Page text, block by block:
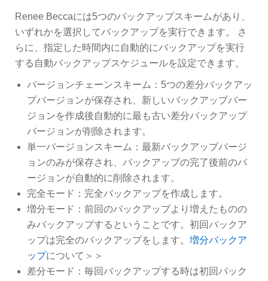
Renee Beccaには5つのバックアップスキームがあり、
いずれかを選択してバックアップを実行できます。 さ
らに、指定した時間内に自動的にバックアップを実行
する自動バックアップスケジュールを設定できます。
バージョンチェーンスキーム：5つの差分バックアッ
プバージョンが保存され、新しいバックアップバー
ジョンを作成後自動的に最も古い差分バックアップ
バージョンが削除されます。
単一バージョンスキーム：最新バックアップバージ
ョンのみが保存され、バックアップの完了後前のバ
ージョンが自動的に削除されます。
完全モード：完全バックアップを作成します。
増分モード：前回のバックアップより増えたものの
みバックアップするということです。初回バックア
ップは完全のバックアップをします。 増分バックア
ップについて＞＞
差分モード：毎回バックアップする時は初回バック